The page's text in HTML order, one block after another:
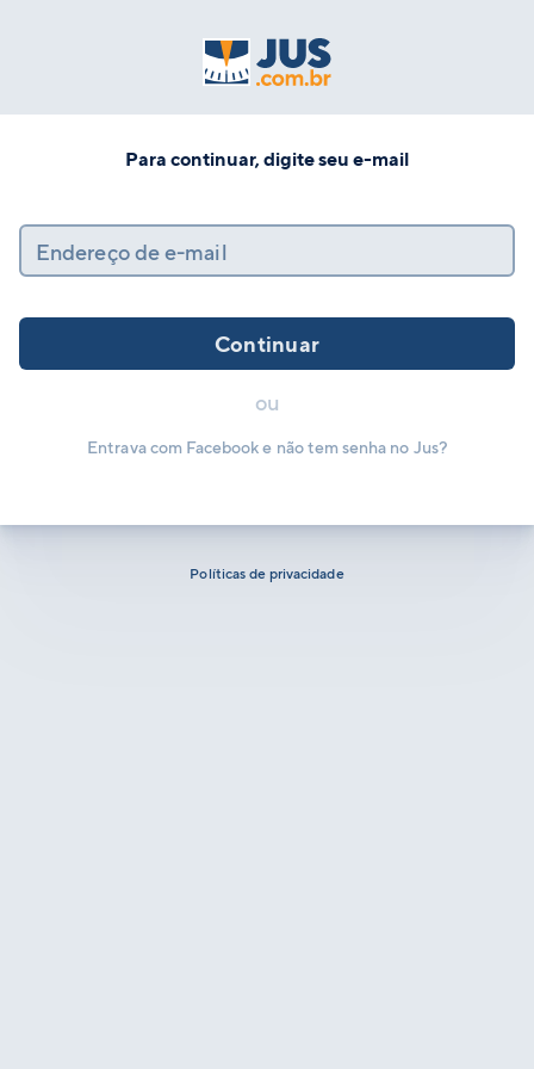
Para continuar, digite seu e-mail
Endereço de e-mail
Continuar
ou
Entrava com Facebook e não tem senha no Jus?
Políticas de privacidade